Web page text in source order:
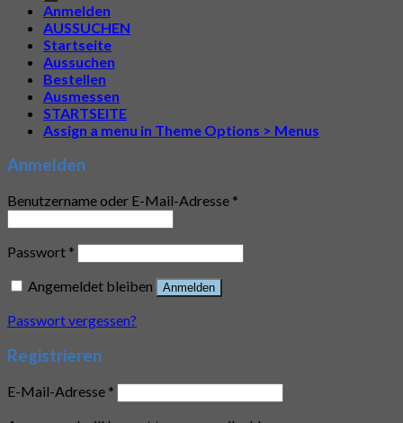
Anmelden
AUSSUCHEN
Startseite
Aussuchen
Bestellen
Ausmessen
STARTSEITE
Assign a menu in Theme Options > Menus
Anmelden
Benutzername oder E-Mail-Adresse *
Passwort *
Angemeldet bleiben
Anmelden
Passwort vergessen?
Registrieren
E-Mail-Adresse *